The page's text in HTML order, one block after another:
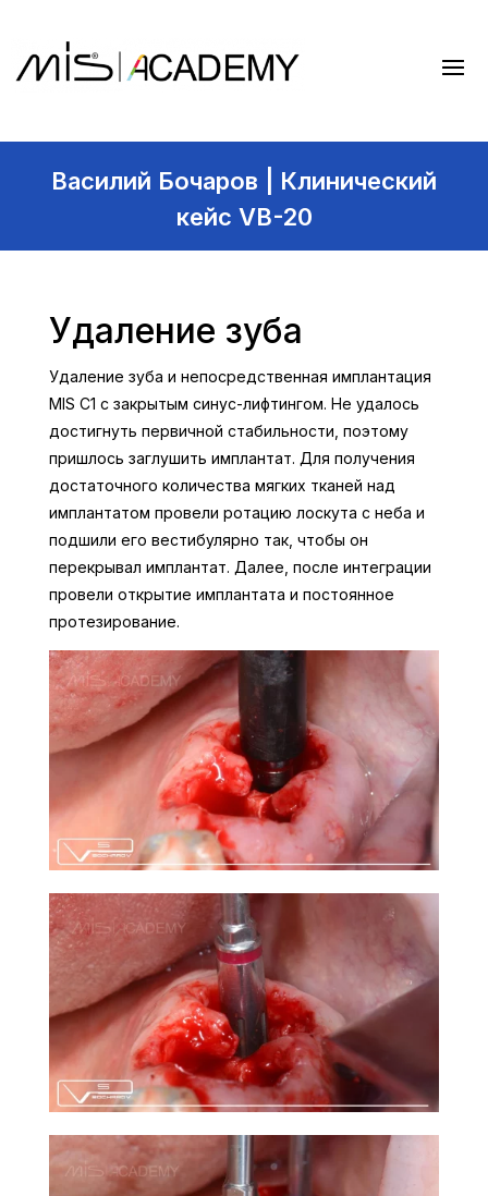
Василий Бочаров | Клинический
кейс VB-20
Удаление зуба
Удаление зуба и непосредственная имплантация
MIS С1 с закрытым синус-лифтингом. Не удалось
достигнуть первичной стабильности, поэтому
пришлось заглушить имплантат. Для получения
достаточного количества мягких тканей над
имплантатом провели ротацию лоскута с неба и
подшили его вестибулярно так, чтобы он
перекрывал имплантат. Далее, после интеграции
провели открытие имплантата и постоянное
протезирование.